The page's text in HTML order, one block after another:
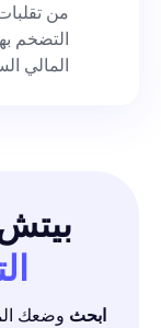
من تقلبات
التضخم
المالي
ابحثوضعك